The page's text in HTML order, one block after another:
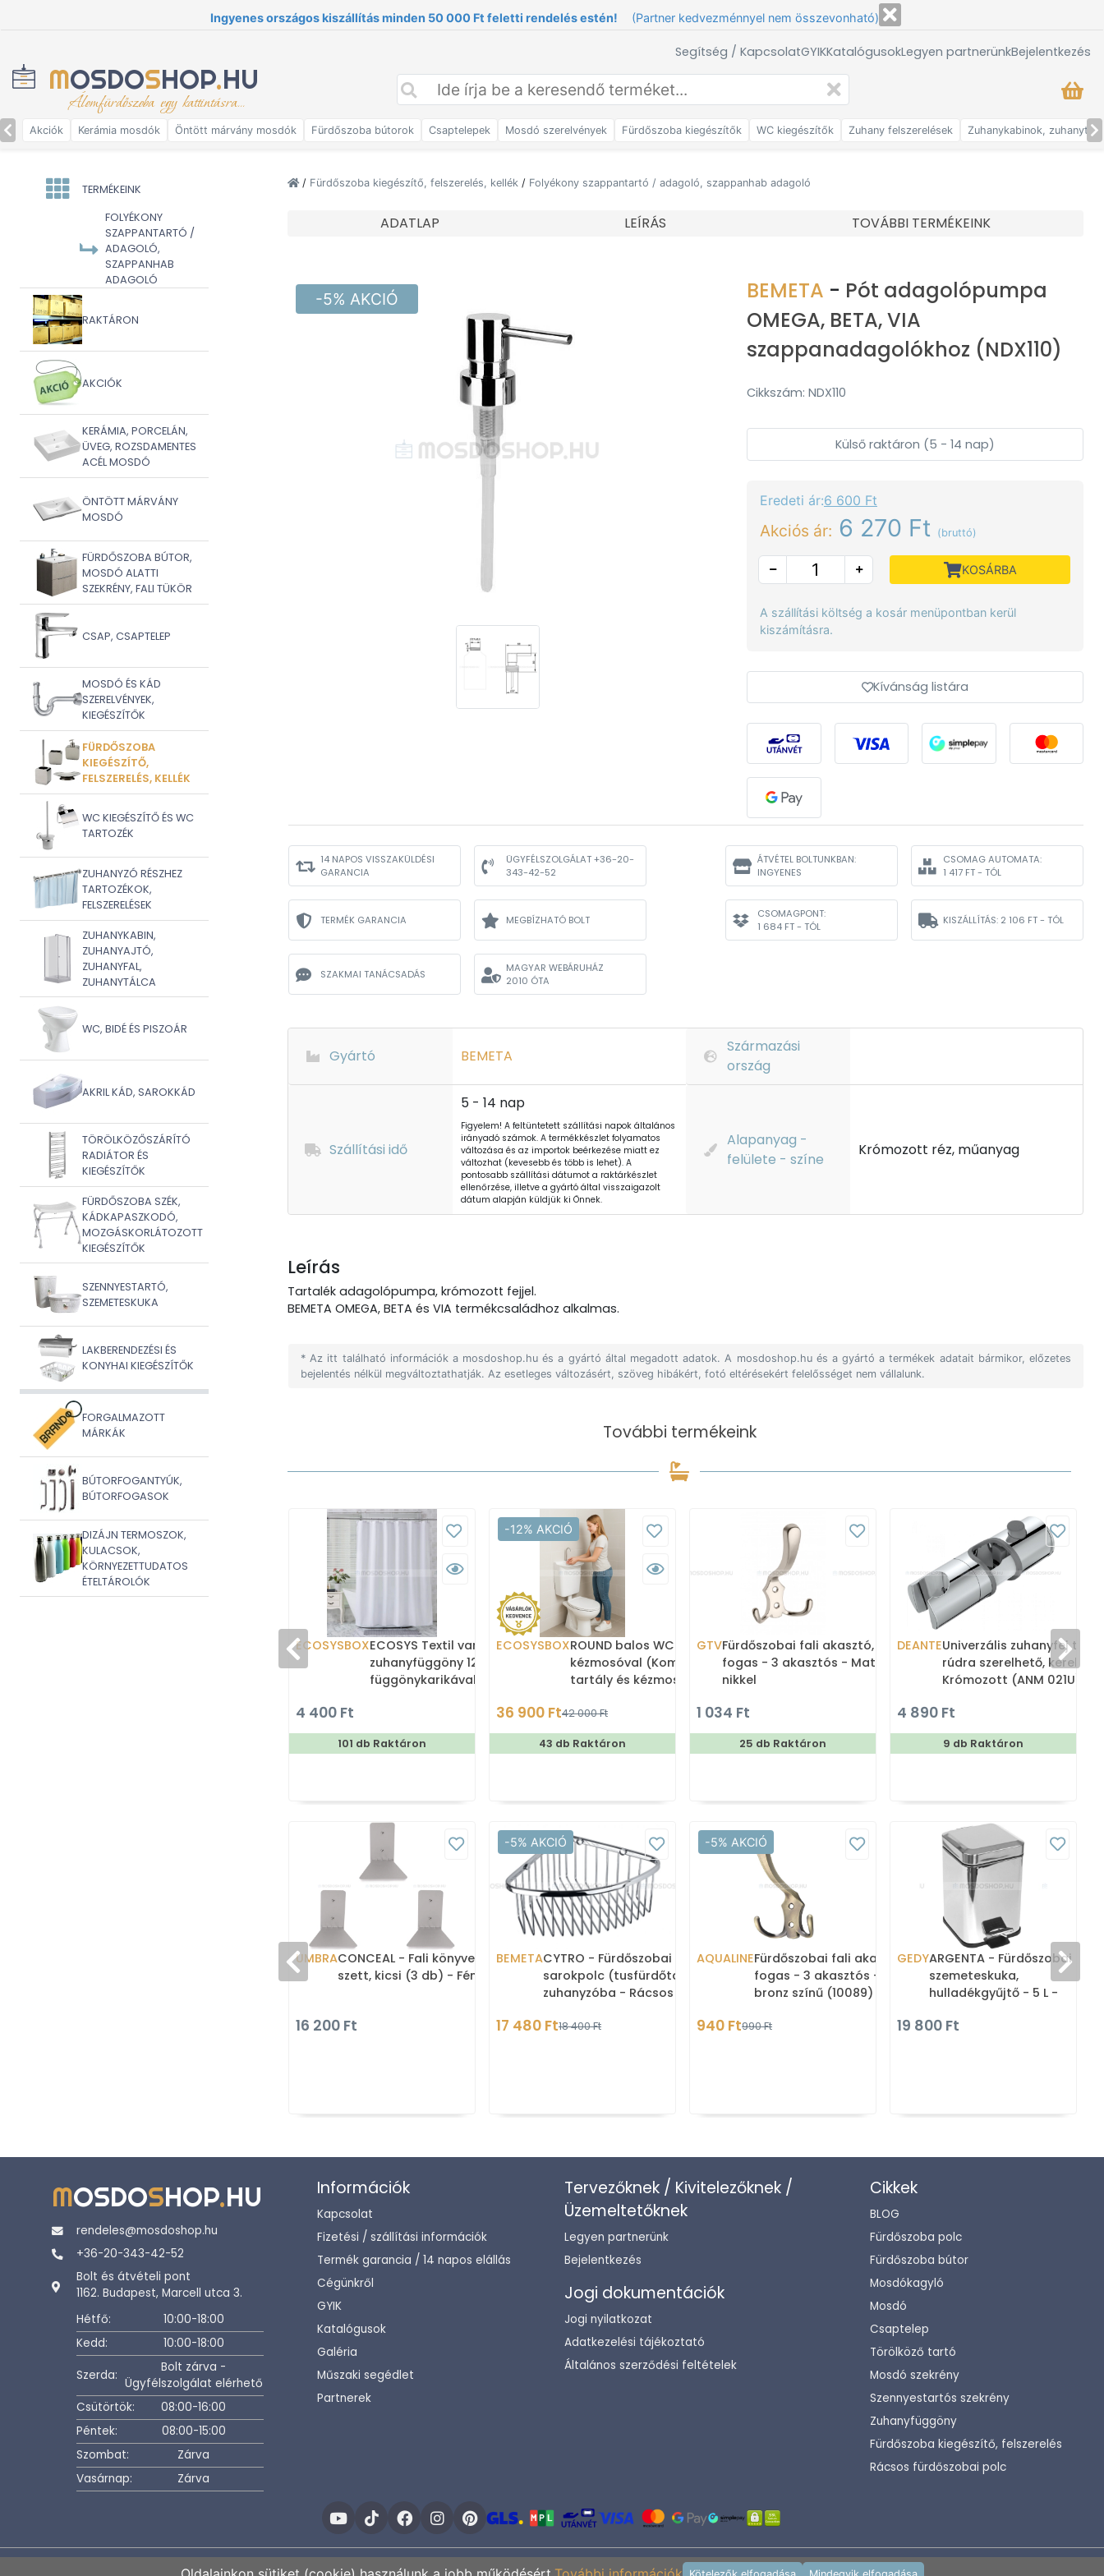
Ingyenes országos kiszállítás minden 50 000 Ft feletti rendelés estén! (Partner kedvezménnyel nem összevonható)
Segítség / KapcsolatGYIKKatalógusokLegyen partnerünkBejelentkezés
MOSDOSHOP.HU
Álomfürdőszoba egy kattintásra...
Akciók Kerámia mosdók Öntött márvány mosdók Fürdőszoba bútorok Csaptelepek Mosdó szerelvények Fürdőszoba kiegészítők WC kiegészítők Zuhany felszerelések Zuhanykabinok,
TERMÉKEINK
FOLYÉKONY
SZAPPANTARTÓ /
ADAGOLÓ,
SZAPPANHAB
ADAGOLÓ
RAKTÁRON
AKCIÓK
KERÁMIA, PORCELÁN,
ÜVEG, ROZSDAMENTES
ACÉL MOSDÓ
ÖNTÖTT MÁRVÁNY
MOSDÓ
FÜRDŐSZOBA BÚTOR,
MOSDÓ ALATTI
SZEKRÉNY, FALI TÜKÖR
CSAP, CSAPTELEP
MOSDÓ ÉS KÁD
SZERELVÉNYEK,
KIEGÉSZÍTŐK
FÜRDŐSZOBA
KIEGÉSZÍTŐ,
FELSZERELÉS, KELLÉK
WC KIEGÉSZÍTŐ ÉS WC
TARTOZÉK
ZUHANYZÓ RÉSZHEZ
TARTOZÉKOK,
FELSZERELÉSEK
ZUHANYKABIN,
ZUHANYAJTÓ,
ZUHANYFAL,
ZUHANYTÁLCA
WC, BIDÉ ÉS PISZOÁR
AKRIL KÁD, SAROKKÁD
TÖRÖLKÖZŐSZÁRÍTÓ
RADIÁTOR ÉS
KIEGÉSZÍTŐK
FÜRDŐSZOBA SZÉK,
KÁDKAPASZKODÓ,
MOZGÁSKORLÁTOZOTT
KIEGÉSZÍTŐK
SZENNYESTARTÓ,
SZEMETESKUKA
LAKBERENDEZÉSI ÉS
KONYHAI KIEGÉSZÍTŐK
FORGALMAZOTT
MÁRKÁK
BÚTORFOGANTYÚK,
BÚTORFOGASOK
DIZÁJN TERMOSZOK,
KULACSOK,
KÖRNYEZETTUDATOS
ÉTELTÁROLÓK
/ Fürdőszoba kiegészítő, felszerelés, kellék / Folyékony szappantartó / adagoló, szappanhab adagoló
ADATLAP LEÍRÁS TOVÁBBI TERMÉKEINK
-5% AKCIÓ BEMETA - Pót adagolópumpa
OMEGA, BETA, VIA
szappanadagolókhoz (NDX110)
Cikkszám: NDX110
Külső raktáron (5 - 14 nap)
Eredeti ár:6 600 Ft
Akciós ár: 6 270 Ft (bruttó)
KOSÁRBA
A szállítási költség a kosár menüpontban kerül
kiszámításra.
Kívánság listára
14 NAPOS VISSZAKÜLDÉSI
GARANCIA
ÜGYFÉLSZOLGÁLAT +36-20-
343-42-52
TERMÉK GARANCIA MEGBÍZHATÓ BOLT
SZAKMAI TANÁCSADÁS
MAGYAR WEBÁRUHÁZ
2010 ÓTA
ÁTVÉTEL BOLTUNKBAN:
INGYENES
CSOMAG AUTOMATA:
1 417 FT - TÓL
CSOMAGPONT:
1 684 FT - TÓL
KISZÁLLÍTÁS: 2 106 FT - TÓL
Gyártó BEMETA
Származási
ország
Szállítási idő
5 - 14 nap
Figyelem! A feltüntetett szállítási napok általános
irányadó számok. A termékkészlet folyamatos
változása és az importok beérkezése miatt ez
változhat (kevesebb és több is lehet). A
pontosabb szállítási dátumot a raktárkészlet
ellenőrzése, illetve a gyártó által visszaigazolt
dátum alapján küldjük ki Önnek.
Alapanyag -
felülete - színe
Krómozott réz, műanyag
Leírás
Tartalék adagolópumpa, krómozott fejjel.
BEMETA OMEGA, BETA és VIA termékcsaládhoz alkalmas.
* Az itt található információk a mosdoshop.hu és a gyártó által megadott adatok. A mosdoshop.hu és a gyártó a termékek adatait bármikor, előzetes
bejelentés nélkül megváltoztathatják. Az esetleges változásért, szöveg hibákért, fotó eltérésekért felelősséget nem vállalunk.
További termékeink
ECOSYSBOXECOSYS Textil varrott
zuhanyfüggöny 12db
függönykarikával
Zuhanyfüggöny textil
4 400 Ft
101 db Raktáron
-12% AKCIÓ
ECOSYSBOXROUND balos WC tartály
kézmosóval (Kombi WC
tartály és kézmosó)
36 900 Ft42 000 Ft
43 db Raktáron
GTVFürdőszobai fali akasztó,
fogas - 3 akasztós - Matt
nikkel
1 034 Ft
25 db Raktáron
DEANTEUniverzális zuhanyfej
rúdra szerelhető, kerek -
Krómozott (ANM 021U)
4 890 Ft
9 db Raktáron
UMBRACONCEAL - Fali könyvespolc
szett, kicsi (3 db) - Fém
16 200 Ft
-5% AKCIÓ
BEMETACYTRO - Fürdőszobai
sarokpolc (tusfürdőtartó)
zuhanyzóba - Rácsos -
17 480 Ft18 400 Ft
-5% AKCIÓ
AQUALINEFürdőszobai fali akasztó,
fogas - 3 akasztós - Súrolt
bronz színű (10089)
940 Ft990 Ft
GEDYARGENTA - Fürdőszobai
szemeteskuka,
hulladékgyűjtő - 5 L -
rozsdamentes acél
19 800 Ft
MOSDOSHOP.HU
rendeles@mosdoshop.hu
+36-20-343-42-52
Bolt és átvételi pont
1162. Budapest, Marcell utca 3.
Hétfő:
10:00-18:00
Kedd:
10:00-18:00
Szerda:
Bolt zárva -
Ügyfélszolgálat elérhető
Csütörtök:
08:00-16:00
Péntek:
08:00-15:00
Szombat:
Zárva
Vasárnap:
Zárva
Információk
Kapcsolat
Fizetési / szállítási információk
Termék garancia / 14 napos elállás
Cégünkről
GYIK
Katalógusok
Galéria
Műszaki segédlet
Partnerek
Tervezőknek / Kivitelezőknek /
Üzemeltetőknek
Legyen partnerünk
Bejelentkezés
Jogi dokumentációk
Jogi nyilatkozat
Adatkezelési tájékoztató
Általános szerződési feltételek
Cikkek
BLOG
Fürdőszoba polc
Fürdőszoba bútor
Mosdókagyló
Mosdó
Csaptelep
Törölköző tartó
Mosdó szekrény
Szennyestartós szekrény
Zuhanyfüggöny
Fürdőszoba kiegészítő, felszerelés
Rácsos fürdőszobai polc
Copyright © 2003-2026 ENTERIORCENTER - MOSDOSHOP.HUKötelezők elfogadása Mindegyik elfogadása